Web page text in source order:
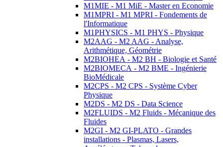
M1MIE - M1 MiE - Master en Economie
M1MPRI - M1 MPRI - Fondements de
l'Informatique
M1PHYSICS - M1 PHYS - Physique
M2AAG - M2 AAG - Analyse,
Arithmétique, Géométrie
M2BIOHEA - M2 BH - Biologie et Santé
M2BIOMECA - M2 BME - Ingénierie
BioMédicale
M2CPS - M2 CPS - Système Cyber
Physique
M2DS - M2 DS - Data Science
M2FLUIDS - M2 Fluids - Mécanique des
Fluides
M2GI - M2 GI-PLATO - Grandes
installations - Plasmas, Lasers,